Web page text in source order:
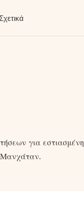
Σχετικά
για εστιασμένη
Μανχάταν.